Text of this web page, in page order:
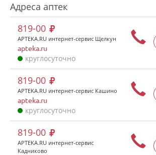
Адреса аптек
819-00
APTEKA.RU интернет-сервис Щелкун
apteka.ru
круглосуточно
819-00
APTEKA.RU интернет-сервис Кашино
apteka.ru
круглосуточно
819-00
APTEKA.RU интернет-сервис
Кадниково